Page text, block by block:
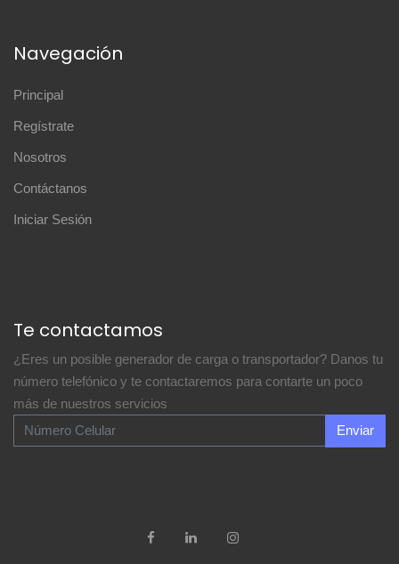
Navegación
Principal
Regístrate
Nosotros
Contáctanos
Iniciar Sesión
Te contactamos
¿Eres un posible generador de carga o transportador? Danos tu
número telefónico y te contactaremos para contarte un poco
más de nuestros servicios
Enviar